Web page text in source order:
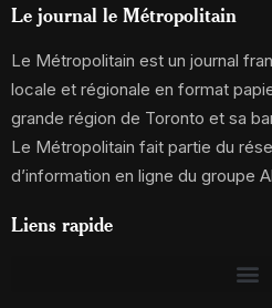
Le journal le Métropolitain
Le Métropolitain est un journal
locale et régionale en format
grande région de Toronto et sa
Le Métropolitain fait partie du
d’information en ligne du groupe
Liens rapide